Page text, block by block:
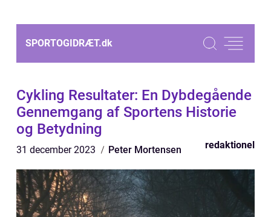
SPORTOGIDRÆT.dk
Cykling Resultater: En Dybdegående
Gennemgang af Sportens Historie
og Betydning
31 december 2023 Peter Mortensen redaktionel